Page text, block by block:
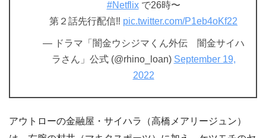
#Netflixで26時〜
第２話先行配信‼️ pic.twitter.com/P1eb4oKf22
— ドラマ「闇金ウシジマくん外伝 闇金サイハ
ラさん」公式 (@rhino_loan) September 19,
2022
アウトローの金融屋・サイハラ（高橋メアリージュン）